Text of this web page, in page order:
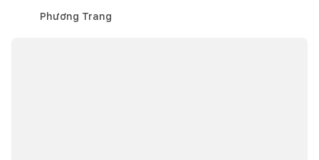
Phương Trang